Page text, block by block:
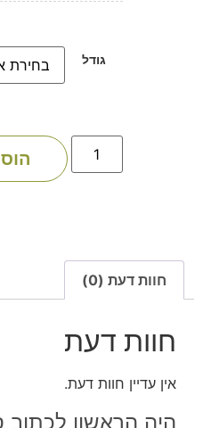
גודל
חוות דעת (0)
חוות דעת
אין עדיין חוות דעת.
היה הראשון לכתוב